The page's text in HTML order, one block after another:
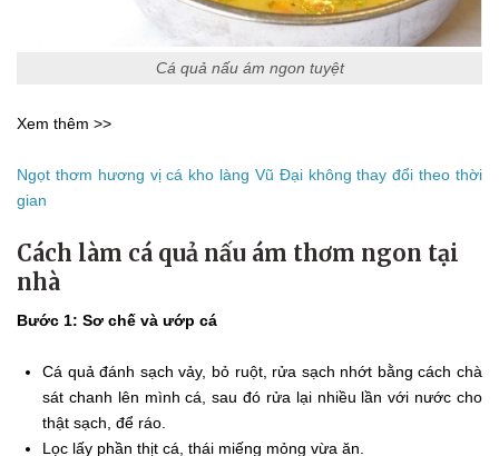
Cá quả nấu ám ngon tuyệt
Xem thêm >>
Ngọt thơm hương vị cá kho làng Vũ Đại không thay đổi theo thời
gian
Cách làm cá quả nấu ám thơm ngon tại
nhà
Bước 1: Sơ chế và ướp cá
Cá quả đánh sạch vảy, bỏ ruột, rửa sạch nhớt bằng cách chà
sát chanh lên mình cá, sau đó rửa lại nhiều lần với nước cho
thật sạch, để ráo.
Lọc lấy phần thịt cá, thái miếng mỏng vừa ăn.